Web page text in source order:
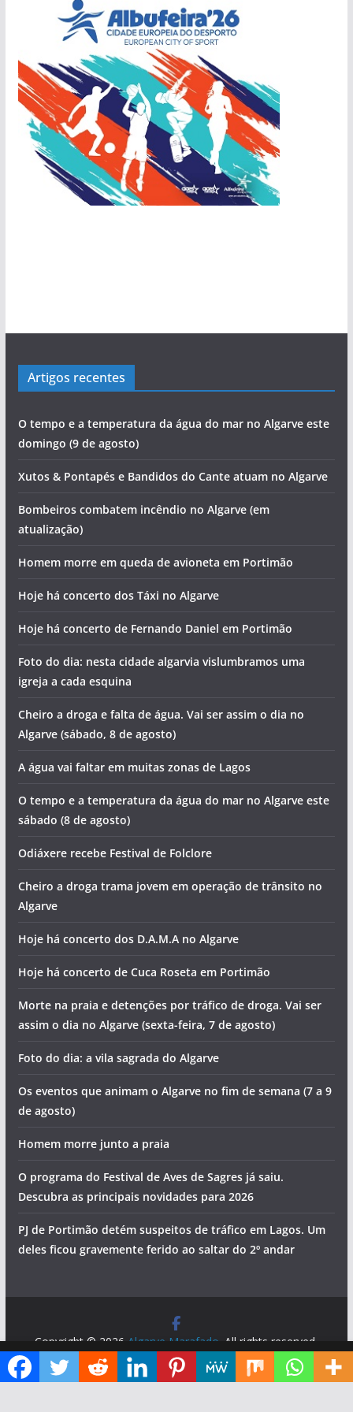
Artigos recentes
O tempo e a temperatura da água do mar no Algarve este
domingo (9 de agosto)
Xutos & Pontapés e Bandidos do Cante atuam no Algarve
Bombeiros combatem incêndio no Algarve (em
atualização)
Homem morre em queda de avioneta em Portimão
Hoje há concerto dos Táxi no Algarve
Hoje há concerto de Fernando Daniel em Portimão
Foto do dia: nesta cidade algarvia vislumbramos uma
igreja a cada esquina
Cheiro a droga e falta de água. Vai ser assim o dia no
Algarve (sábado, 8 de agosto)
A água vai faltar em muitas zonas de Lagos
O tempo e a temperatura da água do mar no Algarve este
sábado (8 de agosto)
Odiáxere recebe Festival de Folclore
Cheiro a droga trama jovem em operação de trânsito no
Algarve
Hoje há concerto dos D.A.M.A no Algarve
Hoje há concerto de Cuca Roseta em Portimão
Morte na praia e detenções por tráfico de droga. Vai ser
assim o dia no Algarve (sexta-feira, 7 de agosto)
Foto do dia: a vila sagrada do Algarve
Os eventos que animam o Algarve no fim de semana (7 a 9
de agosto)
Homem morre junto a praia
O programa do Festival de Aves de Sagres já saiu.
Descubra as principais novidades para 2026
PJ de Portimão detém suspeitos de tráfico em Lagos. Um
deles ficou gravemente ferido ao saltar do 2º andar
Copyright © 2026 Algarve Marafado . All rights reserved.
Theme:
ColorMag by ThemeGrill. Powered by WordPress
Diga ao Google que o Algarve Marafado é uma das suas fontes de informação preferidas